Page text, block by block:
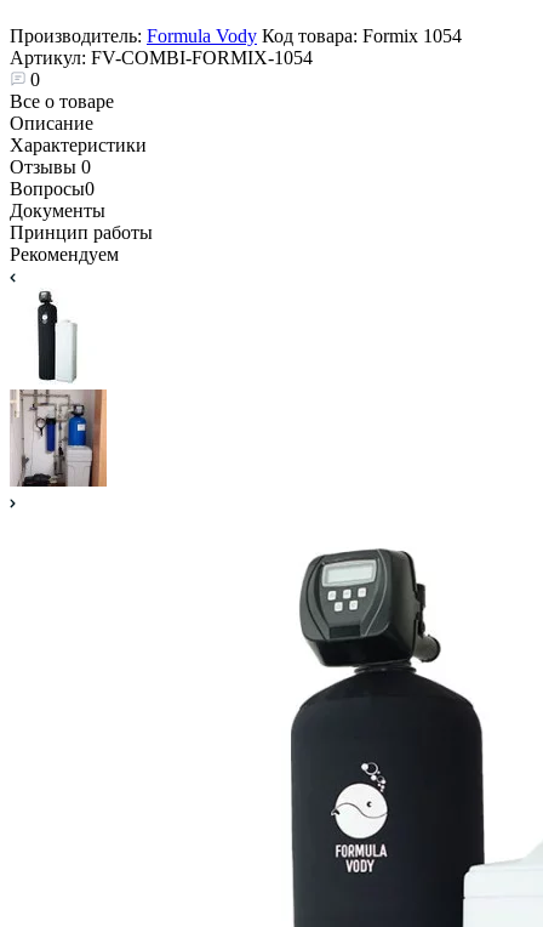
Производитель: Formula Vody Код товара: Formix 1054
Артикул: FV-COMBI-FORMIX-1054
0
Все о товаре
Описание
Характеристики
Отзывы 0
Вопросы0
Документы
Принцип работы
Рекомендуем